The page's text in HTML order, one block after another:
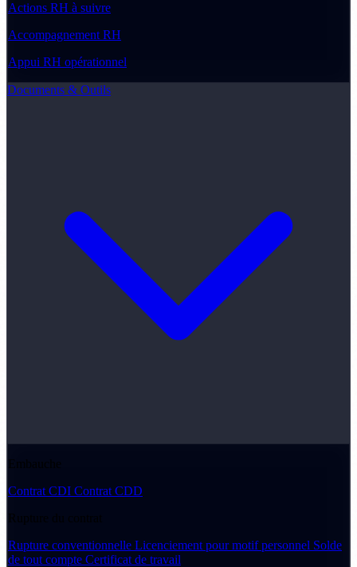
Actions RH à suivre
Accompagnement RH
Appui RH opérationnel
Documents & Outils
Embauche
Contrat CDI Contrat CDD
Rupture du contrat
Rupture conventionnelle Licenciement pour motif personnel Solde
de tout compte Certificat de travail